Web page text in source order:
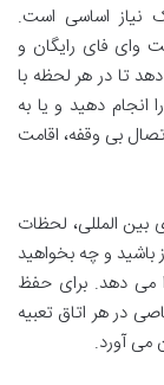
نیاز اساسی است.
وای فای رایگان و
تا در هر لحظه با
انجام دهید و یا به
بی وقفه، اقامت
المللی، لحظات
باشید و چه بخواهید
می دهد. برای حفظ
در هر اتاق تعبیه
می آورد.